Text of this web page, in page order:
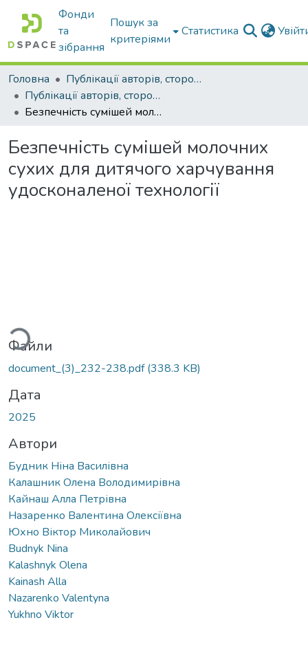
Фонди
та
зібрання
Пошук за
критеріями
Статистика
Головна
Публікації авторів, сторонніх університету
Публікації авторів, сторонніх університету
Безпечність сумішей молочних сухих для дитячого харчування удосконаленої технології
Безпечність сумішей молочних
сухих для дитячого харчування
удосконаленої технології
Вантажиться...
Файли
document_(3)_232-238.pdf(338.3 KB)
Дата
2025
Автори
Будник Ніна Василівна
Калашник Олена Володимирівна
Кайнаш Алла Петрівна
Назаренко Валентина Олексіївна
Юхно Віктор Миколайович
Budnyk Nina
Kalashnyk Olena
Kainash Alla
Nazarenko Valentyna
Yukhno Viktor